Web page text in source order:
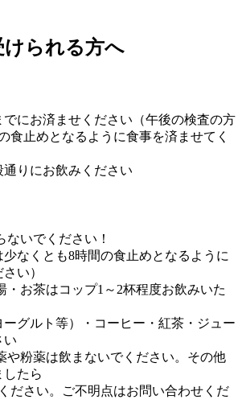
けられる方へ
にお済ませください（午後の検査の方
食止めとなるように食事を済ませてく
りにお飲みください
いでください！
少なくとも8時間の食止めとなるように
い）
お茶はコップ1～2杯程度お飲みいた
グルト等）・コーヒー・紅茶・ジュー
い
粉薬は飲まないでください。その他
したら
ださい。ご不明点はお問い合わせくだ